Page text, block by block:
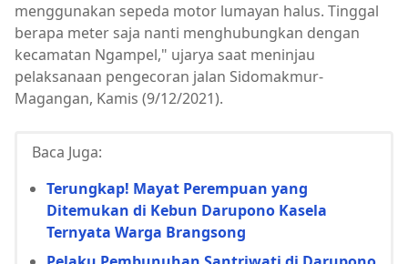
menggunakan sepeda motor lumayan halus. Tinggal
berapa meter saja nanti menghubungkan dengan
kecamatan Ngampel," ujarya saat meninjau
pelaksanaan pengecoran jalan Sidomakmur-
Magangan, Kamis (9/12/2021).
Baca Juga:
Terungkap! Mayat Perempuan yang
Ditemukan di Kebun Darupono Kasela
Ternyata Warga Brangsong